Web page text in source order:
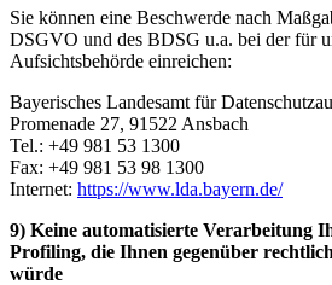
Sie können eine Beschwerde nach
DSGVO und des BDSG u.a. bei der für
Aufsichtsbehörde einreichen:
Bayerisches Landesamt für
Promenade 27, 91522 Ansbach
Tel.: +49 981 53 1300
Fax: +49 981 53 98 1300
Internet: https://www.lda.bayern.de/
9) Keine automatisierte Verarbeitung
Profiling, die Ihnen gegenüber
würde